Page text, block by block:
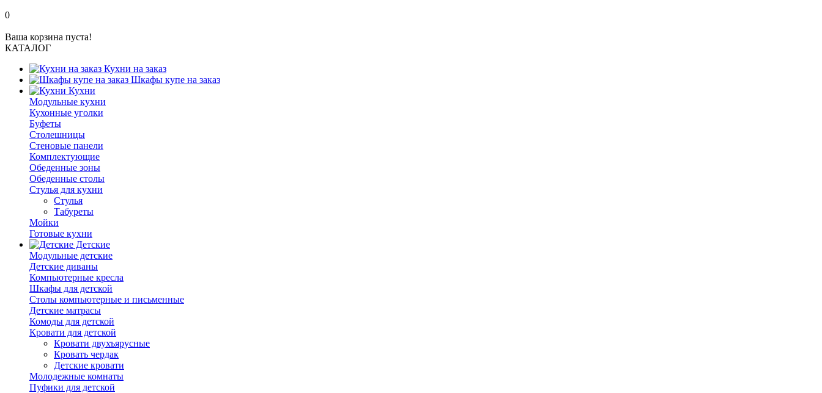
0
Ваша корзина пуста!
КАТАЛОГ
Кухни на заказ
Шкафы купе на заказ
Кухни
Модульные кухни
Кухонные уголки
Буфеты
Столешницы
Стеновые панели
Комплектующие
Обеденные зоны
Обеденные столы
Стулья для кухни
Cтулья
Табуреты
Мойки
Готовые кухни
Детские
Модульные детские
Детские диваны
Компьютерные кресла
Шкафы для детской
Столы компьютерные и письменные
Детские матрасы
Комоды для детской
Кровати для детской
Кровати двухъярусные
Кровать чердак
Детские кровати
Молодежные комнаты
Пуфики для детской